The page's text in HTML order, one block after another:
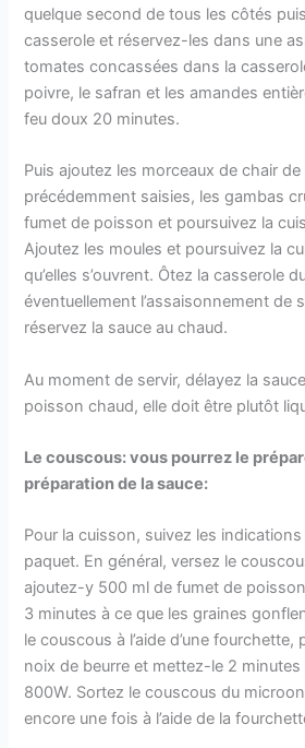
quelque second de tous les côtés
casserole et réservez-les dans une
tomates concassées dans la
poivre, le safran et les amandes
feu doux 20 minutes.
Puis ajoutez les morceaux de chair
précédemment saisies, les gambas
fumet de poisson et poursuivez la
Ajoutez les moules et poursuivez la
qu’elles s’ouvrent. Ôtez la casserole
éventuellement l’assaisonnement de
réservez la sauce au chaud.
Au moment de servir, délayez la
poisson chaud, elle doit être plutôt
Le couscous: vous pourrez le
préparation de la sauce:
Pour la cuisson, suivez les
paquet. En général, versez le
ajoutez-y 500 ml de fumet de
3 minutes à ce que les graines
le couscous à l’aide d’une
noix de beurre et mettez-le 2
800W. Sortez le couscous du
encore une fois à l’aide de la